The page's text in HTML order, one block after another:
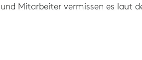
und Mitarbeiter vermissen es laut